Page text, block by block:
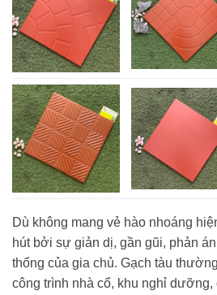
Dù không mang vẻ hào nhoáng
hút bởi sự giản dị, gần gũi, phản
thống của gia chủ. Gạch tàu
công trình nhà cổ, khu nghỉ dưỡng,